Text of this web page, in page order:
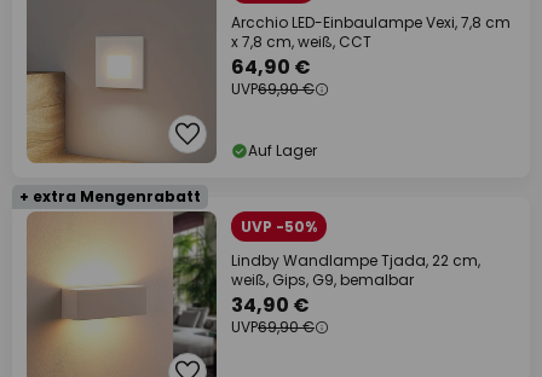
Arcchio LED-Einbaulampe Vexi, 7,8 cm
x 7,8 cm, weiß, CCT
64,90 €
UVP69,90 €
Auf Lager
+ extra Mengenrabatt
UVP -50%
Lindby Wandlampe Tjada, 22 cm,
weiß, Gips, G9, bemalbar
34,90 €
UVP69,90 €